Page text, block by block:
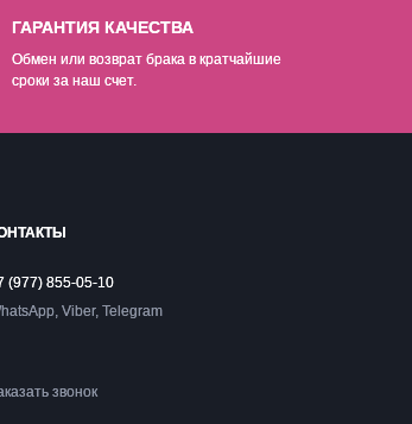
ГАРАНТИЯ КАЧЕСТВА
Обмен или возврат брака в кратчайшие
сроки за наш счет.
(977) 855-05-10
Viber, Telegram
звонок